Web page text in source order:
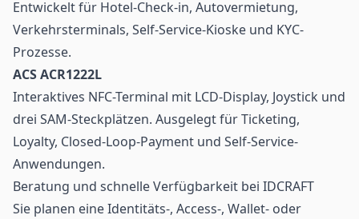
Entwickelt für Hotel-Check-in, Autovermietung,
Verkehrsterminals, Self-Service-Kioske und KYC-
Prozesse.
ACS ACR1222L
Interaktives NFC-Terminal mit LCD-Display, Joystick und
drei SAM-Steckplätzen. Ausgelegt für Ticketing,
Loyalty, Closed-Loop-Payment und Self-Service-
Anwendungen.
Beratung und schnelle Verfügbarkeit bei IDCRAFT
Sie planen eine Identitäts-, Access-, Wallet- oder